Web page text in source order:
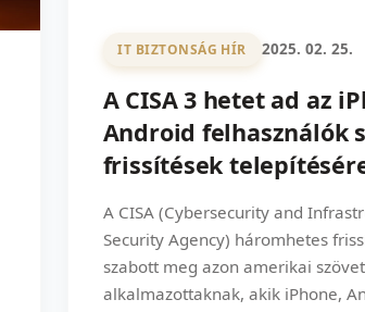
IT BIZTONSÁG HÍR 2025. 02. 25.
A CISA 3 hetet ad az
Android felhasználók
frissítések
A CISA (Cybersecurity and
Security Agency) háromhetes
szabott meg azon amerikai
alkalmazottaknak, akik iPhone,